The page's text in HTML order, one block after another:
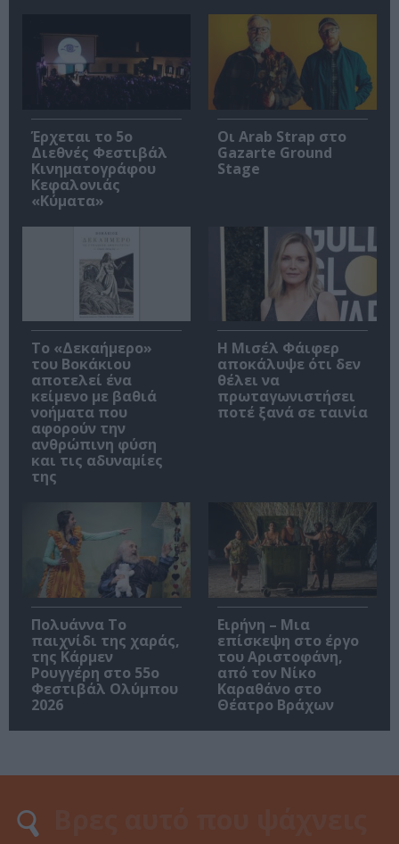
Έρχεται το 5ο
Διεθνές Φεστιβάλ
Κινηματογράφου
Κεφαλονιάς
«Κύματα»
Οι Arab Strap στο
Gazarte Ground
Stage
Το «Δεκαήμερο»
του Βοκάκιου
αποτελεί ένα
κείμενο με βαθιά
νοήματα που
αφορούν την
ανθρώπινη φύση
και τις αδυναμίες
της
Η Μισέλ Φάιφερ
αποκάλυψε ότι δεν
θέλει να
πρωταγωνιστήσει
ποτέ ξανά σε ταινία
Πολυάννα Το
παιχνίδι της χαράς,
της Κάρμεν
Ρουγγέρη στο 55ο
Φεστιβάλ Ολύμπου
2026
Ειρήνη – Μια
επίσκεψη στο έργο
του Αριστοφάνη,
από τον Νίκο
Καραθάνο στο
Θέατρο Βράχων